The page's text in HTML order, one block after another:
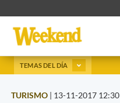
TEMAS DEL DÍA
TURISMO | 13-11-2017 12:30